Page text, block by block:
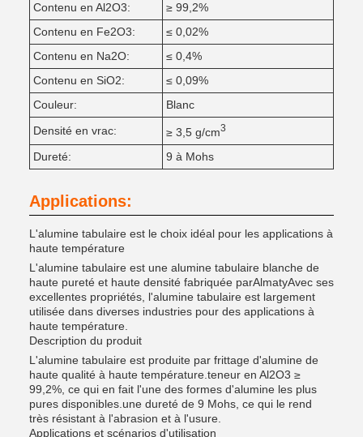
Contenu en Al2O3:
≥ 99,2%
Contenu en Fe2O3:
≤ 0,02%
Contenu en Na2O:
≤ 0,4%
Contenu en SiO2:
≤ 0,09%
Couleur:
Blanc
Densité en vrac:
≥ 3,5 g/cm3
Dureté: 9 à Mohs
Applications:
L'alumine tabulaire est le choix idéal pour les applications à
haute température
L'alumine tabulaire est une alumine tabulaire blanche de
haute pureté et haute densité fabriquée parAlmatyAvec ses
excellentes propriétés, l'alumine tabulaire est largement
utilisée dans diverses industries pour des applications à
haute température.
Description du produit
L'alumine tabulaire est produite par frittage d'alumine de
haute qualité à haute température. teneur en Al2O3 ≥
99,2% , ce qui en fait l'une des formes d'alumine les plus
pures disponibles. une dureté de 9 Mohs , ce qui le rend
très résistant à l'abrasion et à l'usure.
Applications et scénarios d'utilisation